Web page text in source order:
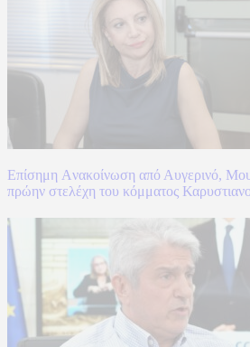
Επίσημη Aνακοίνωση από Αυγερινό,
πρώην στελέχη του κόμματος